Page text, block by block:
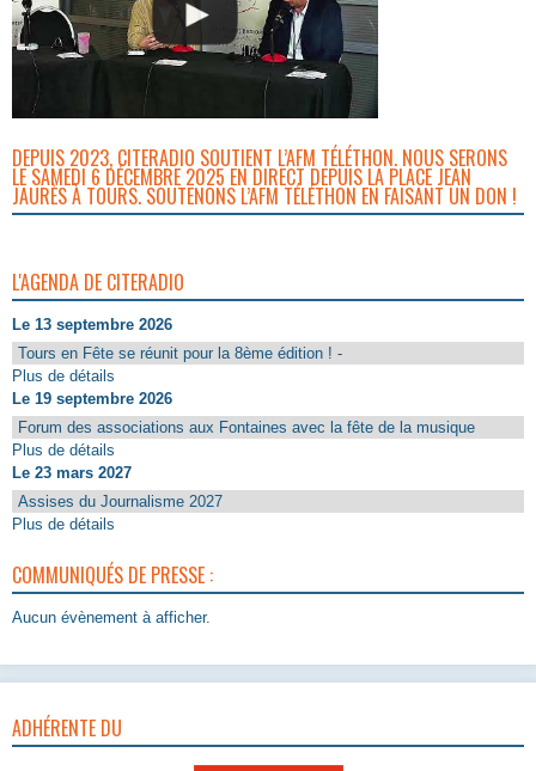
DEPUIS 2023, CITERADIO SOUTIENT L’AFM TÉLÉTHON. NOUS SERONS
LE SAMEDI 6 DÉCEMBRE 2025 EN DIRECT DEPUIS LA PLACE JEAN
JAURÈS À TOURS. SOUTENONS L’AFM TÉLÉTHON EN FAISANT UN DON !
L'AGENDA DE CITERADIO
Le 13 septembre 2026
Tours en Fête se réunit pour la 8ème édition ! -
Plus de détails
Le 19 septembre 2026
Forum des associations aux Fontaines avec la fête de la musique
Plus de détails
Le 23 mars 2027
Assises du Journalisme 2027
Plus de détails
COMMUNIQUÉS DE PRESSE :
Aucun évènement à afficher.
ADHÉRENTE DU